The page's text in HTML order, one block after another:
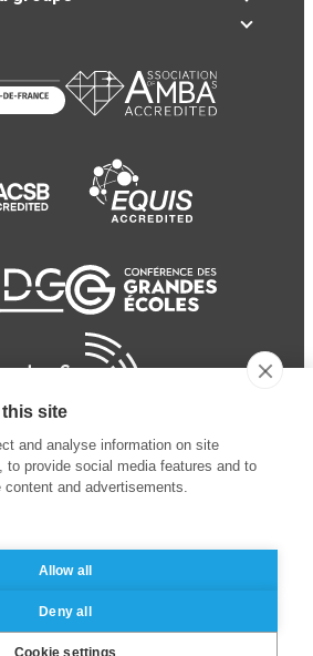
Mentions légales
des données personnelles
site
and analyse information on site
to provide social media features and to
and advertisements.
Allow all
Deny all
Cookie settings